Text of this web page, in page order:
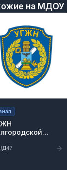
на МДОУ
Д47